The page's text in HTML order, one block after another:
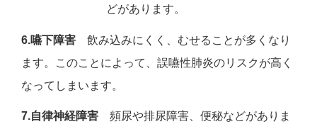
どがあります。
6.嚥下障害 飲み込みにくく、むせることが多くなり
ます。このことによって、誤嚥性肺炎のリスクが高く
なってしまいます。
7.自律神経障害 頻尿や排尿障害、便秘などがありま